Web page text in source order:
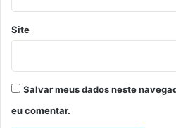
Site
Salvar meus dados neste
eu comentar.